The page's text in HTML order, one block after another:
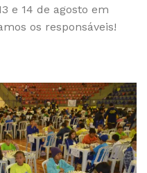
e 14 de agosto em
os responsáveis!